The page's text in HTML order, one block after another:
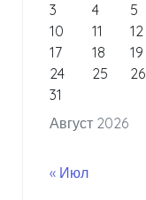
Август 2026
3
4 5
10
11 12
17
18 19
24
25 26
31
« Июл